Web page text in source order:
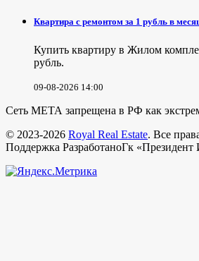
Квартира с ремонтом за 1 рубль в
Купить квартиру в Жилом
рубль.
09-08-2026 14:00
Сеть МЕТА запрещена в РФ как
© 2023-2026 Royal Real Estate. Все
Поддержка РазработаноГк «Президент